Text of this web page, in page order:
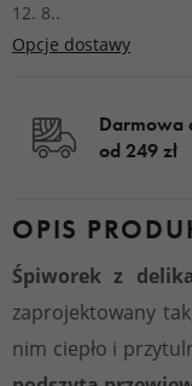
12. 8..
Opcje dostawy
Darmowa
od 249 zł
OPIS
Śpiworek z
zaprojektowany
nim ciepło i